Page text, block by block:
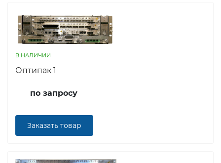
В НАЛИЧИИ
Оптипак 1
по запросу
Заказать товар